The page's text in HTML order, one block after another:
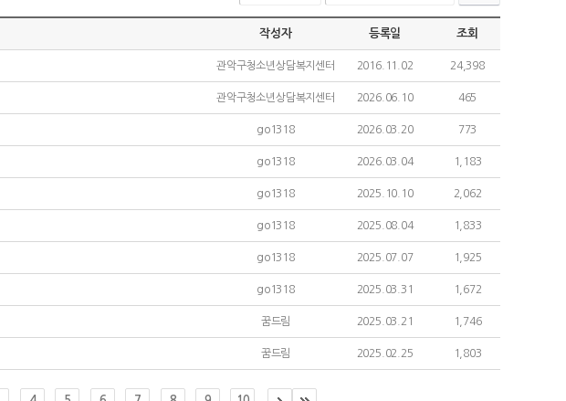
작성자 등록일 조회
관악구청소년상담복지센터 2016.11.02 24,398
관악구청소년상담복지센터 2026.06.10 465
go1318 2026.03.20 773
go1318 2026.03.04 1,183
go1318 2025.10.10 2,062
go1318 2025.08.04 1,833
go1318 2025.07.07 1,925
go1318 2025.03.31 1,672
꿈드림 2025.03.21 1,746
꿈드림 2025.02.25 1,803